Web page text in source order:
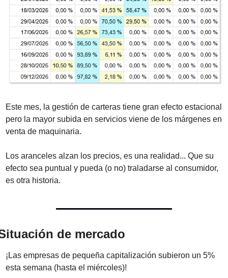
Este mes, la gestión de carteras tiene gran efecto estacional
pero la mayor subida en servicios viene de los márgenes en
venta de maquinaria.
Los aranceles alzan los precios, es una realidad... Que su
efecto sea puntual y pueda (o no) traladarse al consumidor,
es otra historia.
de mercado
¡Las empresas de pequeña capitalización subieron un 5%
esta semana (hasta el miércoles)!